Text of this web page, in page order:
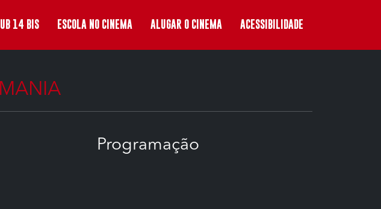
14 BIS ESCOLA NO CINEMA ALUGAR O CINEMA ACESSIBILIDADE
Programação